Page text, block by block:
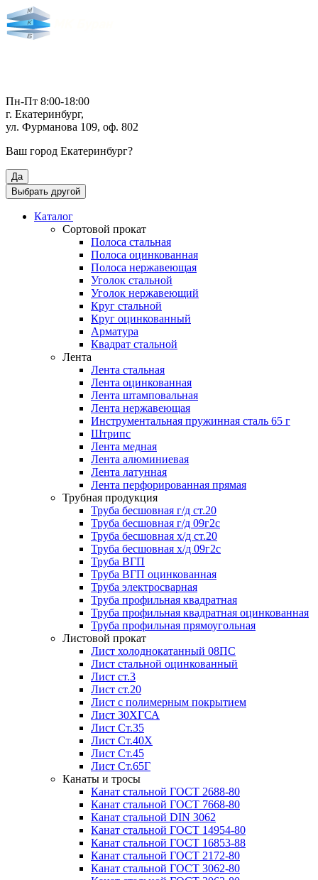
Пн-Пт 8:00-18:00
г. Екатеринбург,
ул. Фурманова 109, оф. 802
Ваш город Екатеринбург?
Да
Выбрать другой
Каталог
Сортовой прокат
Полоса стальная
Полоса оцинкованная
Полоса нержавеющая
Уголок стальной
Уголок нержавеющий
Круг стальной
Круг оцинкованный
Арматура
Квадрат стальной
Лента
Лента стальная
Лента оцинкованная
Лента штамповальная
Лента нержавеющая
Инструментальная пружинная сталь 65 г
Штрипс
Лента медная
Лента алюминиевая
Лента латунная
Лента перфорированная прямая
Трубная продукция
Труба бесшовная г/д ст.20
Труба бесшовная г/д 09г2с
Труба бесшовная х/д ст.20
Труба бесшовная х/д 09г2с
Труба ВГП
Труба ВГП оцинкованная
Труба электросварная
Труба профильная квадратная
Труба профильная квадратная оцинкованная
Труба профильная прямоугольная
Листовой прокат
Лист холоднокатанный 08ПС
Лист стальной оцинкованный
Лист ст.3
Лист ст.20
Лист с полимерным покрытием
Лист 30ХГСА
Лист Ст.35
Лист Ст.40Х
Лист Ст.45
Лист Ст.65Г
Канаты и тросы
Канат стальной ГОСТ 2688-80
Канат стальной ГОСТ 7668-80
Канат стальной DIN 3062
Канат стальной ГОСТ 14954-80
Канат стальной ГОСТ 16853-88
Канат стальной ГОСТ 2172-80
Канат стальной ГОСТ 3062-80